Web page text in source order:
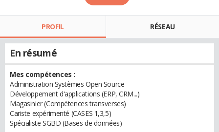
PROFIL RÉSEAU
En résumé
Mes compétences :
Administration Systèmes Open Source
Développement d'applications (ERP, CRM...)
Magasinier (Compétences transverses)
Cariste expérimenté (CASES 1,3,5)
Spécialiste SGBD (Bases de données)